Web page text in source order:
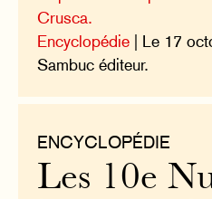
Crusca.
Encyclopédie | Le 17
Sambuc éditeur.
ENCYCLOPÉDIE
Les 10e